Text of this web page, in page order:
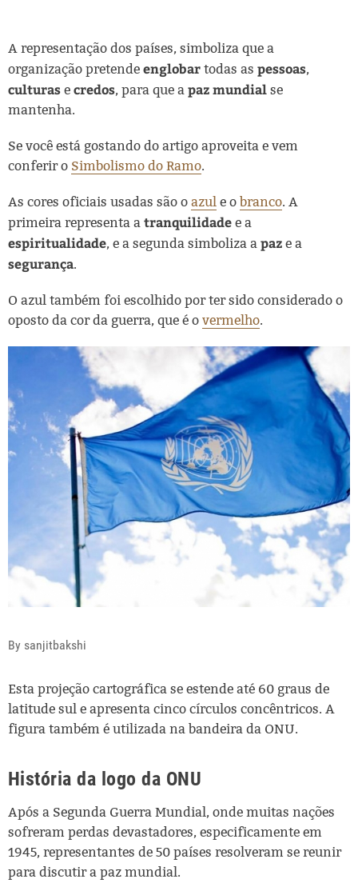
A representação dos países, simboliza que a
organização pretende englobar todas as pessoas,
culturas e credos, para que a paz mundial se
mantenha.
Se você está gostando do artigo aproveita e vem
conferir o Simbolismo do Ramo.
As cores oficiais usadas são o azul e o branco. A
primeira representa a tranquilidade e a
espiritualidade, e a segunda simboliza a paz e a
segurança.
O azul também foi escolhido por ter sido considerado o
oposto da cor da guerra, que é o vermelho.
By sanjitbakshi
Esta projeção cartográfica se estende até 60 graus de
latitude sul e apresenta cinco círculos concêntricos. A
figura também é utilizada na bandeira da ONU.
História da logo da ONU
Após a Segunda Guerra Mundial, onde muitas nações
sofreram perdas devastadores, especificamente em
1945, representantes de 50 países resolveram se reunir
para discutir a paz mundial.